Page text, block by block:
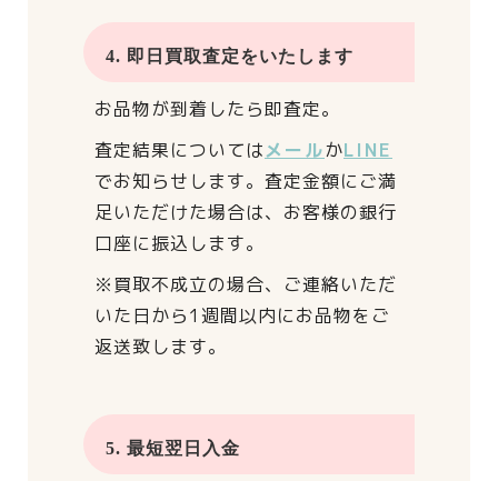
4. 即日買取査定をいたします
お品物が到着したら即査定。
査定結果についてはメールかLINE
でお知らせします。 査定金額にご満
足いただけた場合は、 お客様の銀行
口座に振込します。
※買取不成立の場合、 ご連絡いただ
いた日から1週間以内にお品物をご
返送致します。
5. 最短翌日入金